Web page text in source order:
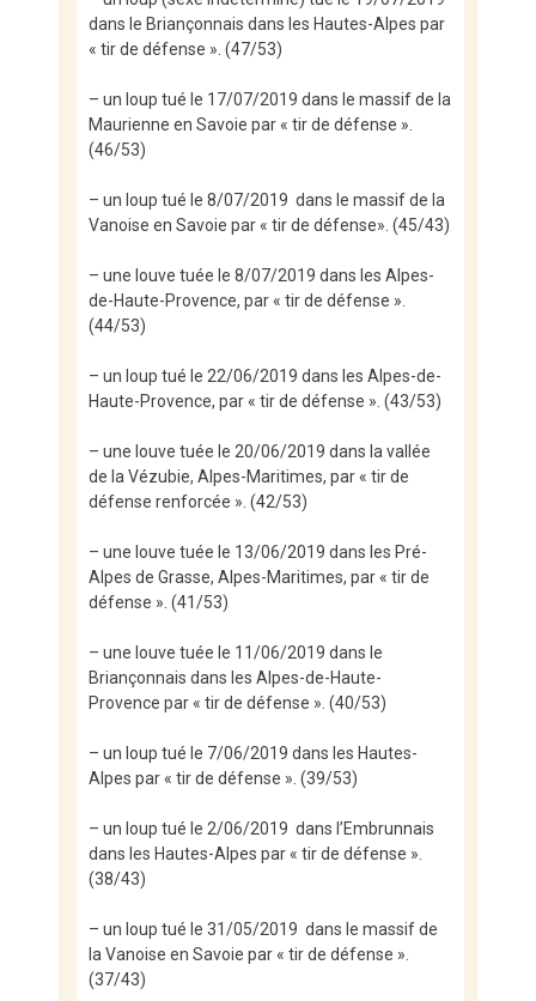
dans le Briançonnais dans les Hautes-Alpes par
« tir de défense ». (47/53)
– un loup tué le 17/07/2019 dans le massif de la
Maurienne en Savoie par « tir de défense ».
(46/53)
– un loup tué le 8/07/2019 dans le massif de la
Vanoise en Savoie par « tir de défense». (45/43)
– une louve tuée le 8/07/2019 dans les Alpes-
de-Haute-Provence, par « tir de défense ».
(44/53)
– un loup tué le 22/06/2019 dans les Alpes-de-
Haute-Provence, par « tir de défense ». (43/53)
– une louve tuée le 20/06/2019 dans la vallée
de la Vézubie, Alpes-Maritimes, par « tir de
défense renforcée ». (42/53)
– une louve tuée le 13/06/2019 dans les Pré-
Alpes de Grasse, Alpes-Maritimes, par « tir de
défense ». (41/53)
– une louve tuée le 11/06/2019 dans le
Briançonnais dans les Alpes-de-Haute-
Provence par « tir de défense ». (40/53)
– un loup tué le 7/06/2019 dans les Hautes-
Alpes par « tir de défense ». (39/53)
– un loup tué le 2/06/2019 dans l’Embrunnais
dans les Hautes-Alpes par « tir de défense ».
(38/43)
– un loup tué le 31/05/2019 dans le massif de
la Vanoise en Savoie par « tir de défense ».
(37/43)